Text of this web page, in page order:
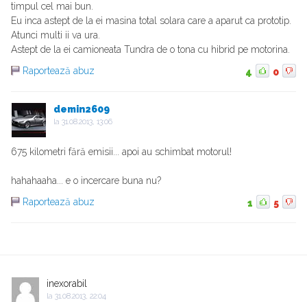
timpul cel mai bun.
Eu inca astept de la ei masina total solara care a aparut ca prototip.
Atunci multi ii va ura.
Astept de la ei camioneata Tundra de o tona cu hibrid pe motorina.
Raportează abuz
4 0
demin2609
la 31.08.2013, 13:06
675 kilometri fără emisii... apoi au schimbat motorul!
hahahaaha... e o incercare buna nu?
Raportează abuz
1 5
inexorabil
la 31.08.2013, 22:04